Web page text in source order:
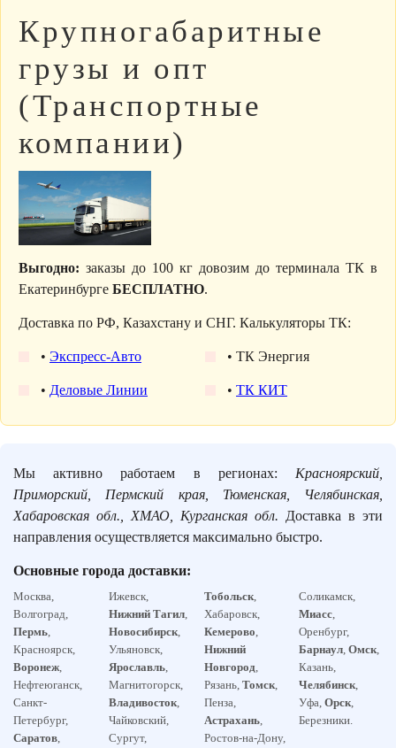
Крупногабаритные
грузы и опт
(Транспортные
компании)
Выгодно: заказы до 100 кг довозим до терминала ТК в
Екатеринбурге БЕСПЛАТНО.
Доставка по РФ, Казахстану и СНГ. Калькуляторы ТК:
• Экспресс-Авто
• Деловые Линии
• ТК Энергия
• ТК КИТ
Мы активно работаем в регионах: Красноярский,
Приморский, Пермский края, Тюменская, Челябинская,
Хабаровская обл., ХМАО, Курганская обл. Доставка в эти
направления осуществляется максимально быстро.
Основные города доставки:
Москва,
Волгоград,
Пермь,
Красноярск,
Воронеж,
Нефтеюганск,
Санкт-
Петербург,
Саратов,
Ижевск,
Нижний Тагил,
Новосибирск,
Ульяновск,
Ярославль,
Магнитогорск,
Владивосток,
Чайковский,
Сургут,
Тобольск,
Хабаровск,
Кемерово,
Нижний
Новгород,
Рязань, Томск,
Пенза,
Астрахань,
Ростов-на-Дону,
Соликамск,
Миасс,
Оренбург,
Барнаул,Омск,
Казань,
Челябинск,
Уфа,Орск,
Березники.